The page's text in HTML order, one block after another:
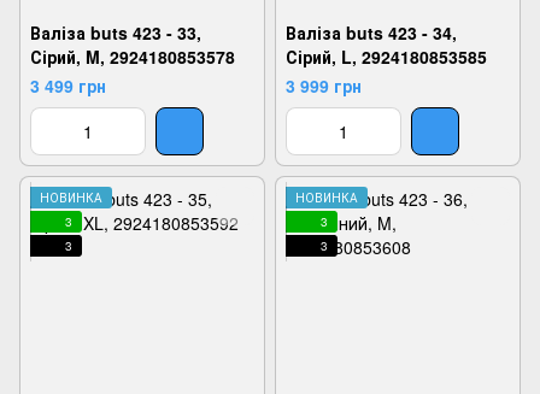
Валіза buts 423 - 33,
Сірий, M, 2924180853578
3 499 грн
Валіза buts 423 - 34,
Сірий, L, 2924180853585
3 999 грн
НОВИНКА
3
3
НОВИНКА
3
3